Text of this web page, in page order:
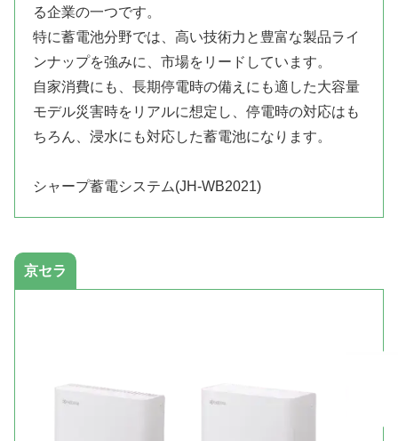
る企業の一つです。
特に蓄電池分野では、高い技術力と豊富な製品ライ
ンナップを強みに、市場をリードしています。
自家消費にも、長期停電時の備えにも適した大容量
モデル災害時をリアルに想定し、停電時の対応はも
ちろん、浸水にも対応した蓄電池になります。
シャープ蓄電システム(JH-WB2021)
京セラ